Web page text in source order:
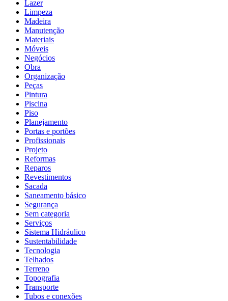
Lazer
Limpeza
Madeira
Manutenção
Materiais
Móveis
Negócios
Obra
Organização
Peças
Pintura
Piscina
Piso
Planejamento
Portas e portões
Profissionais
Projeto
Reformas
Reparos
Revestimentos
Sacada
Saneamento básico
Segurança
Sem categoria
Serviços
Sistema Hidráulico
Sustentabilidade
Tecnologia
Telhados
Terreno
Topografia
Transporte
Tubos e conexões